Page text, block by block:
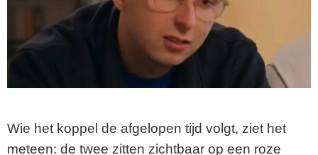
Wie het koppel de afgelopen tijd volgt, ziet het
meteen: de twee zitten zichtbaar op een roze